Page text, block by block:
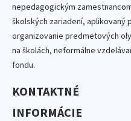
nepedagogickým
školských zariadení, aplikovaný
organizovanie predmetových
na školách, neformálne
fondu.
KONTAKTNÉ
INFORMÁCIE